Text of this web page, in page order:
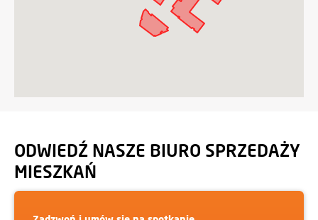
ODWIEDŹ NASZE BIURO SPRZEDAŻY
MIESZKAŃ